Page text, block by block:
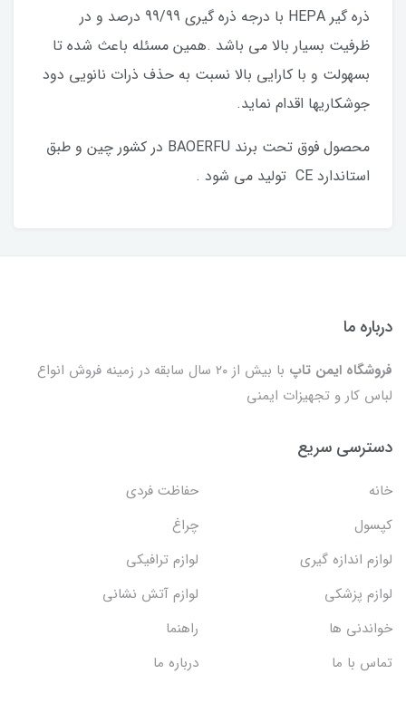
ذره گیر HEPA با درجه ذره گیری 99/99 درصد و در
ظرفیت بسیار بالا می باشد .همین مسئله باعث شده تا
بسهولت و با کارایی بالا نسبت به حذف ذرات نانویی دود
جوشکاریها اقدام نماید.
محصول فوق تحت برند BAOERFU در کشور چین و طبق
استاندارد CE تولید می شود .
درباره ما
فروشگاه ایمن تاپ
با بیش از ۲۰ سال سابقه در زمینه فروش انواع
لباس کار و تجهیزات ایمنی
دسترسی سریع
خانه
حفاظت فردی
کپسول
چراغ
لوازم اندازه گیری
لوازم ترافیکی
لوازم پزشکی
لوازم آتش نشانی
خواندنی ها
راهنما
تماس با ما
درباره ما